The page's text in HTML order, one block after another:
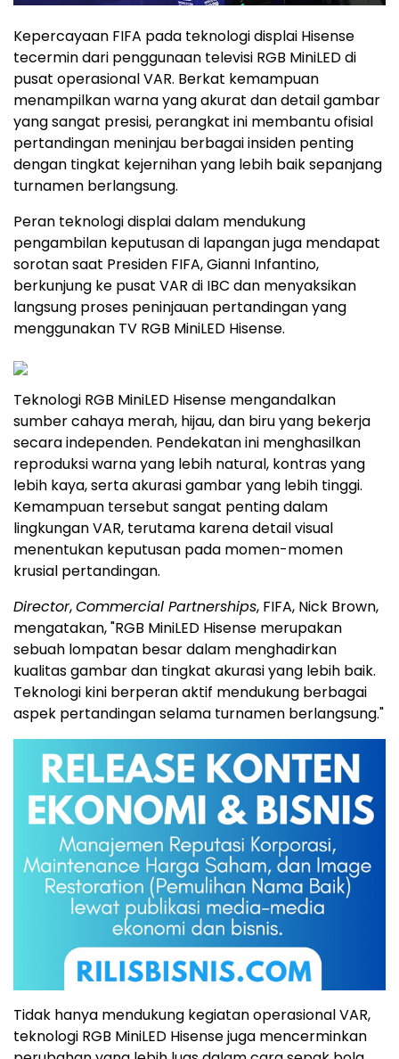
Kepercayaan FIFA pada teknologi displai Hisense
tecermin dari penggunaan televisi RGB MiniLED di
pusat operasional VAR. Berkat kemampuan
menampilkan warna yang akurat dan detail gambar
yang sangat presisi, perangkat ini membantu ofisial
pertandingan meninjau berbagai insiden penting
dengan tingkat kejernihan yang lebih baik sepanjang
turnamen berlangsung.
Peran teknologi displai dalam mendukung
pengambilan keputusan di lapangan juga mendapat
sorotan saat Presiden FIFA, Gianni Infantino,
berkunjung ke pusat VAR di IBC dan menyaksikan
langsung proses peninjauan pertandingan yang
menggunakan TV RGB MiniLED Hisense.
Teknologi RGB MiniLED Hisense mengandalkan
sumber cahaya merah, hijau, dan biru yang bekerja
secara independen. Pendekatan ini menghasilkan
reproduksi warna yang lebih natural, kontras yang
lebih kaya, serta akurasi gambar yang lebih tinggi.
Kemampuan tersebut sangat penting dalam
lingkungan VAR, terutama karena detail visual
menentukan keputusan pada momen-momen
krusial pertandingan.
Director,Commercial Partnerships, FIFA, Nick Brown,
mengatakan, "RGB MiniLED Hisense merupakan
sebuah lompatan besar dalam menghadirkan
kualitas gambar dan tingkat akurasi yang lebih baik.
Teknologi kini berperan aktif mendukung berbagai
aspek pertandingan selama turnamen berlangsung."
Tidak hanya mendukung kegiatan operasional VAR,
teknologi RGB MiniLED Hisense juga mencerminkan